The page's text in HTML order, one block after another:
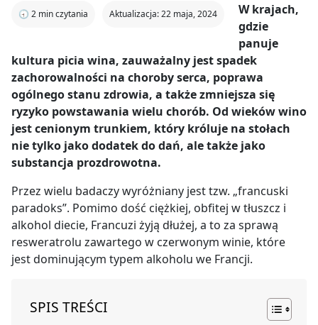
🕣 2 min czytania Aktualizacja: 22 maja, 2024
W krajach,
gdzie
panuje
kultura picia wina, zauważalny jest spadek
zachorowalności na choroby serca, poprawa
ogólnego stanu zdrowia, a także zmniejsza się
ryzyko powstawania wielu chorób. Od wieków wino
jest cenionym trunkiem, który króluje na stołach
nie tylko jako dodatek do dań, ale także jako
substancja prozdrowotna.
Przez wielu badaczy wyróżniany jest tzw. „francuski
paradoks”. Pomimo dość ciężkiej, obfitej w tłuszcz i
alkohol diecie, Francuzi żyją dłużej, a to za sprawą
resweratrolu zawartego w czerwonym winie, które
jest dominującym typem alkoholu we Francji.
SPIS TREŚCI